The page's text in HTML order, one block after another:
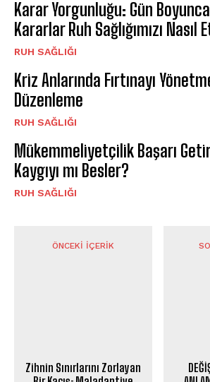
Karar Yorgunluğu: Gün
Kararlar Ruh Sağlığımızı Nasıl
⁠RUH SAĞLIĞI
Kriz Anlarında Fırtınayı
Düzenleme
⁠RUH SAĞLIĞI
Mükemmeliyetçilik Başarı
Kaygıyı mı Besler?
⁠RUH SAĞLIĞI
ÖNCEKI İÇERIK
Zihnin Sınırlarını Zorlayan